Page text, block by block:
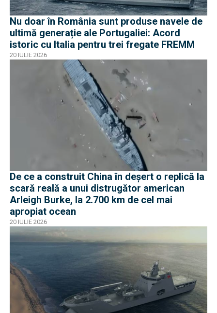
Nu doar în România sunt produse navele de
ultimă generație ale Portugaliei: Acord
istoric cu Italia pentru trei fregate FREMM
20 IULIE 2026
De ce a construit China în deșert o replică la
scară reală a unui distrugător american
Arleigh Burke, la 2.700 km de cel mai
apropiat ocean
20 IULIE 2026